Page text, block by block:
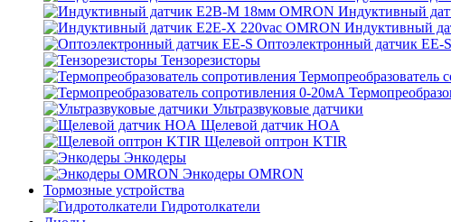
Индуктивный
Индуктивный
Оптоэлектронный датчик EE-S
Тензорезисторы
Термопреобразователь
Ультразвуковые датчики
Щелевой датчик HOA
Щелевой оптрон KTIR
Энкодеры
Энкодеры OMRON
Тормозные устройства
Гидротолкатели